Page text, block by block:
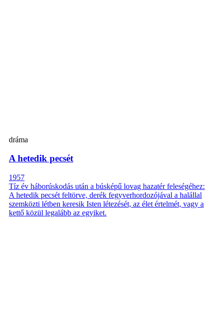
dráma
A hetedik pecsét
1957
Tíz év háborúskodás után a búsképű lovag hazatér feleségéhez:
A hetedik pecsét feltörve, derék fegyverhordozójával a halállal
szemközti létben keresik Isten létezését, az élet értelmét, vagy a
kettő közül legalább az egyiket.